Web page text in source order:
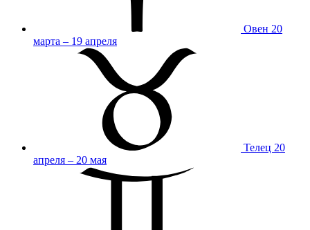
Овен 20
марта – 19 апреля
Телец 20
апреля – 20 мая